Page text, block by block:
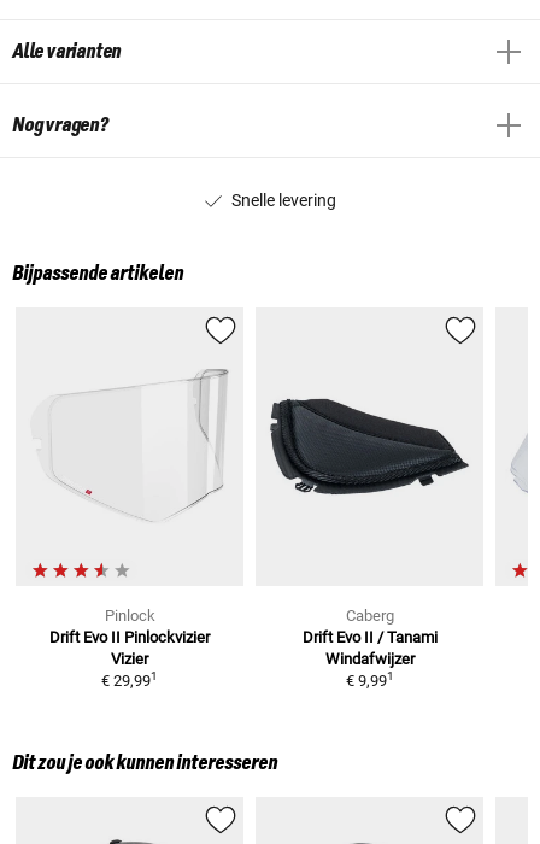
Alle varianten
Nog vragen?
Snelle levering
Bijpassende artikelen
Pinlock
Drift Evo II Pinlockvizier
Vizier
€ 29,991
Caberg
Drift Evo II / Tanami
Windafwijzer
€ 9,991
Dit zou je ook kunnen interesseren